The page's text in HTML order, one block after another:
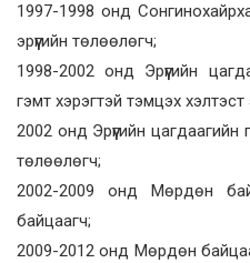
1997-1998 онд
эрүүгийн төлөөлөгч;
1998-2002 онд Эрүүгийн
гэмт хэрэгтэй тэмцэх
2002 онд Эрүүгийн
төлөөлөгч;
2002-2009 онд Мөрдөн
байцаагч;
2009-2012 онд Мөрдөн